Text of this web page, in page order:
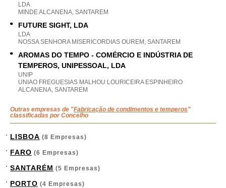
LDA
MINDE ALCANENA, SANTAREM
FUTURE SIGHT, LDA
LDA
NOSSA SENHORA MISERICORDIAS OUREM, SANTAREM
AROMAS DO TEMPO - COMÉRCIO E INDÚSTRIA DE
TEMPEROS, UNIPESSOAL, LDA
UNIP
UNIAO FREGUESIAS MALHOU LOURICEIRA ESPINHEIRO
ALCANENA, SANTAREM
Outras empresas de "Fabricação de condimentos e temperos"
classificadas por Concelho
LISBOA (8 Empresas)
FARO (6 Empresas)
SANTARÉM (5 Empresas)
PORTO (4 Empresas)